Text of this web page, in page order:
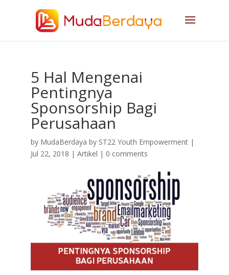
5 Hal Mengenai
Pentingnya
Sponsorship Bagi
Perusahaan
by MudaBerdaya by ST22 Youth Empowerment|
Jul 22, 2018 | Artikel | 0 comments